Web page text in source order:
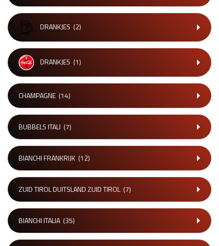
DRANKJES (2)
DRANKJES (1)
CHAMPAGNE (14)
BUBBELS ITALI (7)
BIANCHI FRANKRIJK (12)
ZUID TIROL DUITSLAND ZUID TIROL(7)
BIANCHI ITALIA (35)